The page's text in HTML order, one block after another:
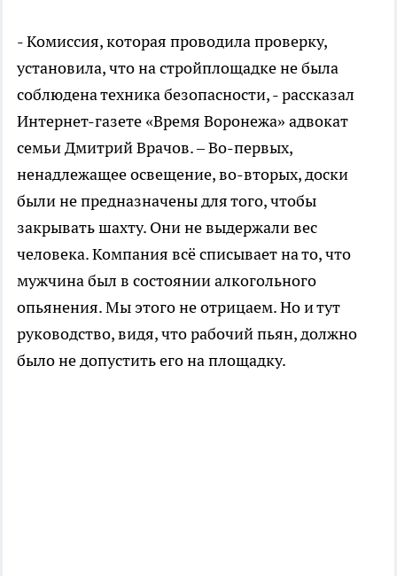
- Комиссия, которая проводила проверку,
установила, что на стройплощадке не была
соблюдена техника безопасности, - рассказал
Интернет-газете «Время Воронежа» адвокат
семьи Дмитрий Врачов. – Во-первых,
ненадлежащее освещение, во-вторых, доски
были не предназначены для того, чтобы
закрывать шахту. Они не выдержали вес
человека. Компания всё списывает на то, что
мужчина был в состоянии алкогольного
опьянения. Мы этого не отрицаем. Но и тут
руководство, видя, что рабочий пьян, должно
было не допустить его на площадку.